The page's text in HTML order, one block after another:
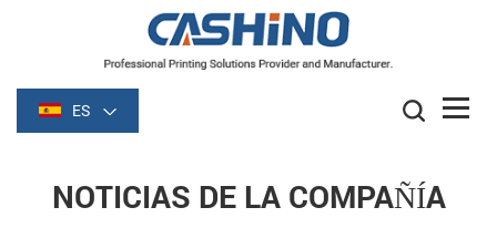
ES
NOTICIAS DE LA COMPAÑÍA